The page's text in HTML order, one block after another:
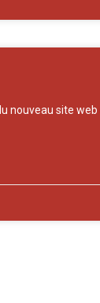
nouveau site web